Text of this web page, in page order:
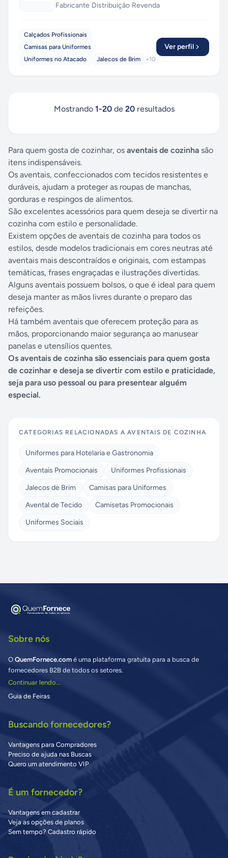
Fabricante·Distribuição·Revenda
Calçados Profissionais
Camisas para Uniformes
Uniformes no Atacado
Jalecos de Brim +10
Ver perfil
Mostrando 1-20de 20resultados
Para quem gosta de cozinhar, os aventais de cozinha são
itens indispensáveis.
Os aventais, confeccionados com tecidos resistentes e
duráveis, ajudam a proteger as roupas de manchas,
gorduras e respingos de alimentos.
São excelentes acessórios para quem deseja se divertir na
cozinha com estilo e personalidade.
Existem opções de aventais de cozinha para todos os
estilos, desde modelos tradicionais em cores neutras até
aventais mais descontraídos e originais, com estampas
temáticas, frases engraçadas e ilustrações divertidas.
Alguns aventais possuem bolsos, o que é ideal para quem
deseja manter as mãos livres durante o preparo das
refeições.
Há também aventais que oferecem proteção para as
mãos, proporcionando maior segurança ao manusear
panelas e utensílios quentes.
Os aventais de cozinha são essenciais para quem gosta
de cozinhar e deseja se divertir com estilo e praticidade,
seja para uso pessoal ou para presentear alguém
especial.
CATEGORIAS RELACIONADAS AAVENTAIS DE COZINHA
Uniformes para Hotelaria e Gastronomia
Aventais Promocionais
Uniformes Profissionais
Jalecos de Brim
Camisas para Uniformes
Avental de Tecido
Camisetas Promocionais
Uniformes Sociais
Sobre nós
O QuemFornece.com é uma plataforma gratuita para a busca de
fornecedores B2B de todos os setores.
Continuar lendo...
Guia de Feiras
Buscando fornecedores?
Vantagens para Compradores
Preciso de ajuda nas Buscas
Quero um atendimento VIP
É um fornecedor?
Vantagens em cadastrar
Veja as opções de planos
Sem tempo? Cadastro rápido